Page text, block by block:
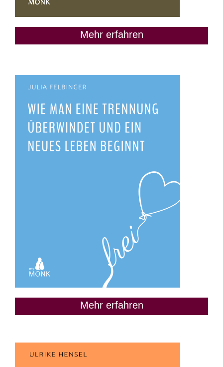
Mehr erfahren
Mehr erfahren